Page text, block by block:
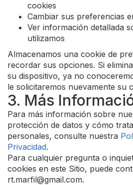
cookies
Cambiar sus preferencias
Ver información detallada
utilizamos
Almacenamos una cookie de
recordar sus opciones. Si
su dispositivo, ya no
le solicitaremos nuevamente su
3. Más
Para más información sobre
protección de datos y cómo
personales, consulte nuestra
Privacidad.
Para cualquier pregunta o
cookies en este Sitio, puede
rt.marfil@gmail.com.